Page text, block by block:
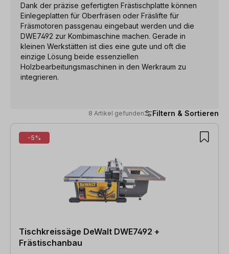
Dank der präzise gefertigten Frästischplatte können
Einlegeplatten für Oberfräsen oder Fräslifte für
Fräsmotoren passgenau eingebaut werden und die
DWE7492 zur Kombimaschine machen. Gerade in
kleinen Werkstätten ist dies eine gute und oft die
einzige Lösung beide essenziellen
Holzbearbeitungsmaschinen in den Werkraum zu
integrieren.
8 Artikel gefunden Filtern & Sortieren
8 Artikel gefunden
-5%
Tischkreissäge DeWalt DWE7492 +
Frästischanbau